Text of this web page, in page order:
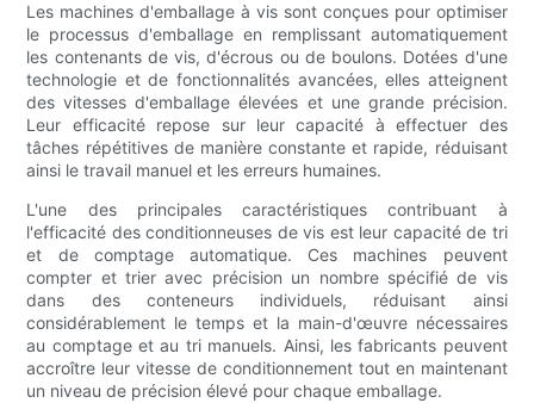
Les machines d'emballage à vis sont conçues pour optimiser
le processus d'emballage en remplissant automatiquement
les contenants de vis, d'écrous ou de boulons. Dotées d'une
technologie et de fonctionnalités avancées, elles atteignent
des vitesses d'emballage élevées et une grande précision.
Leur efficacité repose sur leur capacité à effectuer des
tâches répétitives de manière constante et rapide, réduisant
ainsi le travail manuel et les erreurs humaines.
L'une des principales caractéristiques contribuant à
l'efficacité des conditionneuses de vis est leur capacité de tri
et de comptage automatique. Ces machines peuvent
compter et trier avec précision un nombre spécifié de vis
dans des conteneurs individuels, réduisant ainsi
considérablement le temps et la main-d'œuvre nécessaires
au comptage et au tri manuels. Ainsi, les fabricants peuvent
accroître leur vitesse de conditionnement tout en maintenant
un niveau de précision élevé pour chaque emballage.